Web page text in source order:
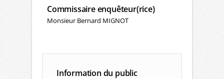
Commissaire enquêteur(rice)
Monsieur Bernard MIGNOT
Information du public